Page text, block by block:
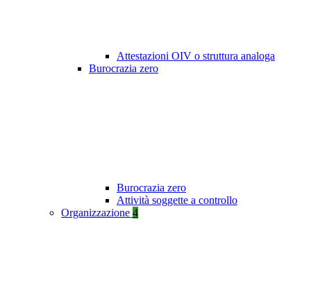
Attestazioni OIV o struttura analoga
Burocrazia zero
Burocrazia zero
Attività soggette a controllo
Organizzazione 4